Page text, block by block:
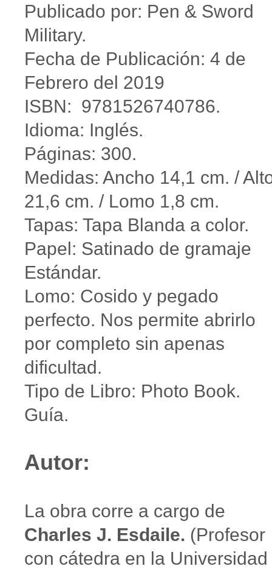
Publicado por: Pen & Sword
Military.
Fecha de Publicación: 4 de
Febrero del 2019
ISBN: 9781526740786.
Idioma: Inglés.
Páginas: 300.
Medidas: Ancho 14,1 cm. /
21,6 cm. / Lomo 1,8 cm.
Tapas: Tapa Blanda a color.
Papel: Satinado de gramaje
Estándar.
Lomo: Cosido y pegado
perfecto. Nos permite abrirlo
por completo sin apenas
dificultad.
Tipo de Libro: Photo Book.
Guía.
Autor:
La obra corre a cargo de
Charles J. Esdaile. (Profesor
con cátedra en la Universidad